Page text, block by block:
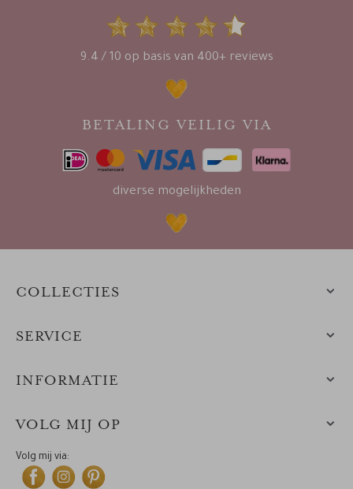
9.4 / 10 op basis van 400+ reviews
BETALING VEILIG VIA
diverse mogelijkheden
COLLECTIES
SERVICE
INFORMATIE
VOLG MIJ OP
Volg mij via: